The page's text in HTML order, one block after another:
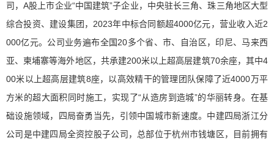
司，A股上市企业“中国建筑”子企业，中央驻长三角、珠三角地区大型
综合投资、建设集团，2023年中标合同额超4000亿元，营业收入近2
000亿元。公司业务遍布全国20多个省、市、自治区，印尼、马来西
亚、柬埔寨等海外地区，共承建200米以上超高层建筑70余座，其中4
00米以上超高层建筑8座，以高效精干的管理团队保障了近4000万平
方米的超大面积同时施工，实现了“从造房到造城”的华丽转身。在基
础设施领域，四局奋勇当先，引领中国城市新速度。中建四局浙江分
公司是中建四局全资控股子公司，总部位于杭州市钱塘区，目前拥有